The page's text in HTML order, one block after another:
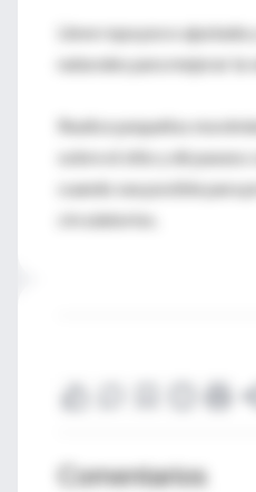
Lleve ropa poco ajustada
naturales para mejorar la
Realice pequeños
sobre el sitio y dé
cuando sea posible para
circulatorios.
Comentarios